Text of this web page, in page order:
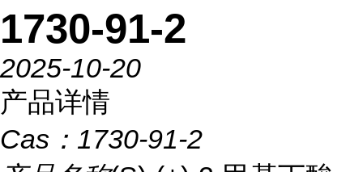
1730-91-2
2025-10-20
产品详情
Cas： 1730-91-2